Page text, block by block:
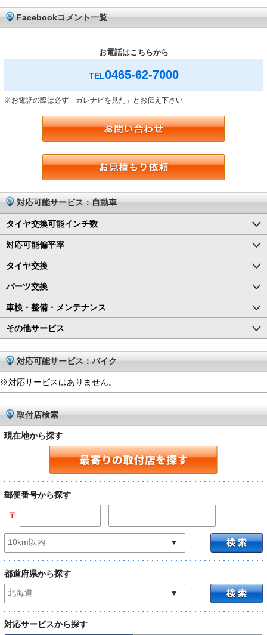
Facebookコメント一覧
お電話はこちらから
TEL0465-62-7000
※お電話の際は必ず「ガレナビを見た」とお伝え下さい
対応可能サービス：自動車
タイヤ交換可能インチ数
対応可能偏平率
タイヤ交換
パーツ交換
車検・整備・メンテナンス
その他サービス
対応可能サービス：バイク
※対応サービスはありません。
取付店検索
現在地から探す
郵便番号から探す
〒 -
都道府県から探す
対応サービスから探す